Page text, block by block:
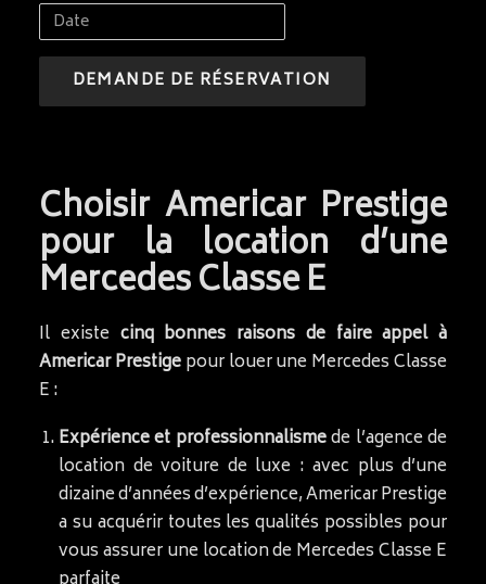
Date
Choisir Americar Prestige
pour la location d’une
Mercedes Classe E
Il existe cinq bonnes raisons de faire appel à
Americar Prestigepour louer une Mercedes Classe
E :
Expérience et professionnalismede l’agence de
location de voiture de luxe : avec plus d’une
dizaine d’années d’expérience, Americar Prestige
a su acquérir toutes les qualités possibles pour
vous assurer une location de Mercedes Classe E